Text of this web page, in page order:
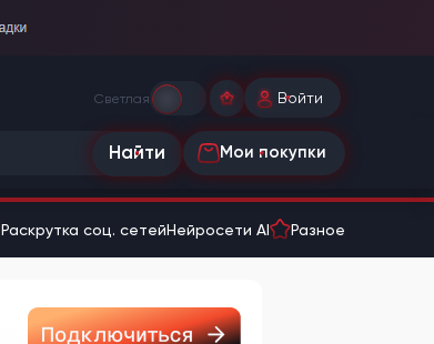
Светлая Войти
Найти Мои покупки
Раскрутка соц. сетейНейросети AI Разное